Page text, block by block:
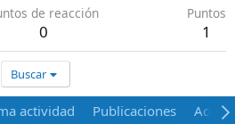
de reacción
0
Puntos
1
Buscar
actividad Publicaciones Acerca